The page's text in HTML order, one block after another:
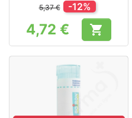
5,37 € -12%
Prix
4,72 € 